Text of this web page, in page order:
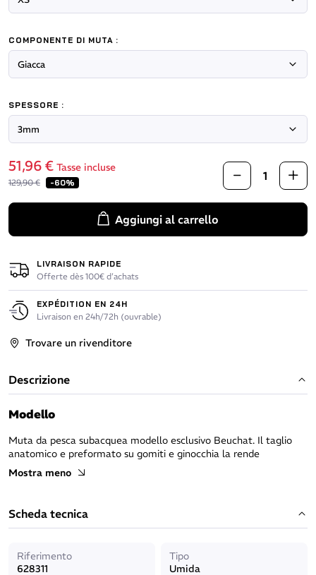
COMPONENTE DI MUTA :
SPESSORE :
51,96 € Tasse incluse
129,90 € -60%
Aggiungi al carrello
LIVRAISON RAPIDE
Offerte dès 100€ d’achats
EXPÉDITION EN 24H
Livraison en 24h/72h (ouvrable)
Trovare un rivenditore
Descrizione
Modello
Muta da pesca subacquea modello esclusivo Beuchat. Il taglio
anatomico e preformato su gomiti e ginocchia la rende
confortevole e facile da infilare grazie all’interno in jersey.
vita bassa.
Facilità e resistenza / Comfort e resistenza
Mostra meno
Scheda tecnica
Riferimento
628311
Tipo
Umida